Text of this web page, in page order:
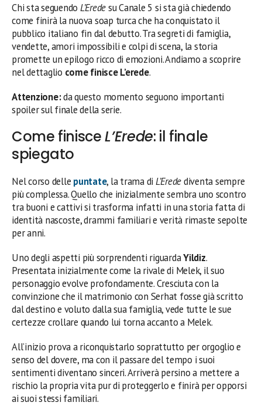
Chi sta seguendo L’Eredesu Canale 5 si sta già chiedendo
come finirà la nuova soap turca che ha conquistato il
pubblico italiano fin dal debutto. Tra segreti di famiglia,
vendette, amori impossibili e colpi di scena, la storia
promette un epilogo ricco di emozioni. Andiamo a scoprire
nel dettaglio come finisce L’erede.
Attenzione:da questo momento seguono importanti
spoiler sul finale della serie.
Come finisceL’Erede: il finale
spiegato
Nel corso delle puntate, la trama di L’Eredediventa sempre
più complessa. Quello che inizialmente sembra uno scontro
tra buoni e cattivi si trasforma infatti in una storia fatta di
identità nascoste, drammi familiari e verità rimaste sepolte
per anni.
Uno degli aspetti più sorprendenti riguardaYildiz.
Presentata inizialmente come la rivale di Melek, il suo
personaggio evolve profondamente. Cresciuta con la
convinzione che il matrimonio con Serhat fosse già scritto
dal destino e voluto dalla sua famiglia, vede tutte le sue
certezze crollare quando lui torna accanto a Melek.
All’inizio prova a riconquistarlo soprattutto per orgoglio e
senso del dovere, ma con il passare del tempo i suoi
sentimenti diventano sinceri. Arriverà persino a mettere a
rischio la propria vita pur di proteggerlo e finirà per opporsi
ai suoi stessi familiari.